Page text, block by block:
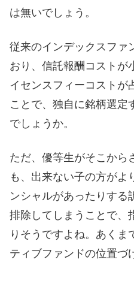
は無いでしょう。
従来のインデックスファ
おり、信託報酬コストが
イセンスフィーコストが
ことで、独自に銘柄選定
でしょうか。
ただ、優等生がそこから
も、出来ない子の方がよ
ンシャルがあったりする
排除してしまうことで、
りそうですよね。あくま
ティブファンドの位置づ